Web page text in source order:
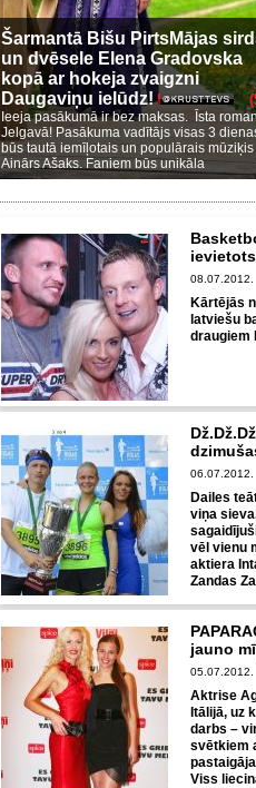
Šarmantā Bišu PirtsMājas
un dvēsele Elena Gradovska
kopā ar hokeja zvaigzni
Daugaviņu ielūdz!
Ieeja pasākumā ir bez maksas. Īsta
Jelgavā! Pasākuma vadītājs visas 3
būs tautā iemīļotais un populārais mūziķis
Ainārs Ašaks. Faniem būs unikāla
08.07.2012.
Kārtējās
latviešu
draugiem
06.07.2012.
Dailes
viņa
vēl vienu
aktiera
Zandas
jauno
05.07.2012.
Aktrise
Itālijā, uz
darbs –
svētkiem
Viss